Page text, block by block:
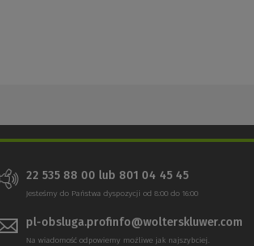
22 535 88 00 lub 801 04 45 45
Jesteśmy do Państwa dyspozycji od 8:00 do 16:00
pl-obsluga.profinfo@wolterskluwer.com
Na wiadomość odpowiemy możliwe jak najszybciej.